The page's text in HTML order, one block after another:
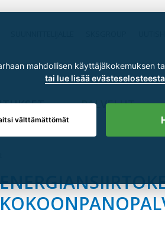
PALVELUT
mahdollisen käyttäjäkokemuksen
tai lue lisää
välttämättömät